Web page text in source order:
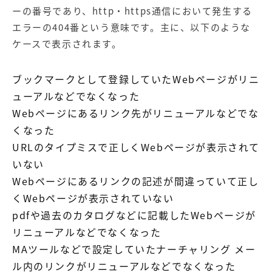
ア
マーケティングサービス
ング
サービス
【IT企業向け】マーケティン
サービス
広告プロモーションの製品
【クリニック向け】新規集患
Web広告サービス
Web広告パッケージ
【塾・個別塾業界向け】新規
集客Web広告パッケージ
ジ
商圏ねらいうちパッケージ 求人パッケージ
Web制作の製品
ーの番号であり、http・https通信において発生する
エラーの404番という意味です。主に、以下のような
ケースで表示されます。
ブックマークとして登録していたWebページがリニ
ューアルなどでなくなった
Webページにあるリンク先がリニューアルなどでな
くなった
URLのタイプミスで正しくWebページが表示されて
いない
Webページにあるリンクの記述が間違っていて正し
くWebページが表示されていない
pdfや過去のカタログなどに記載したWebページが
リニューアルなどでなくなった
MAツールなどで設定していたナーチャリング メー
ル内のリンクがリニューアルなどでなくなった